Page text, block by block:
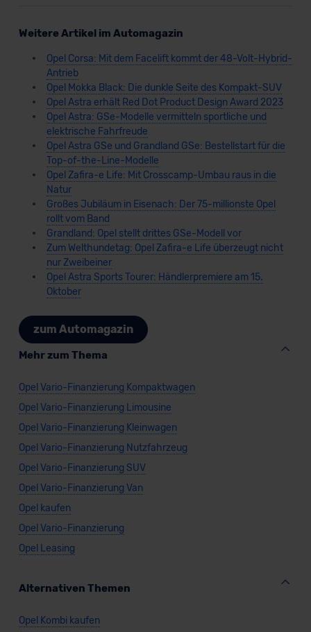
Weitere Artikel im Automagazin
Opel Corsa: Mit dem Facelift kommt der 48-Volt-Hybrid-
Antrieb
Opel Mokka Black: Die dunkle Seite des Kompakt-SUV
Opel Astra erhält Red Dot Product Design Award 2023
Opel Astra: GSe-Modelle vermitteln sportliche und
elektrische Fahrfreude
Opel Astra GSe und Grandland GSe: Bestellstart für die
Top-of-the-Line-Modelle
Opel Zafira-e Life: Mit Crosscamp-Umbau raus in die
Natur
Großes Jubiläum in Eisenach: Der 75-millionste Opel
rollt vom Band
Grandland: Opel stellt drittes GSe-Modell vor
Zum Welthundetag: Opel Zafira-e Life überzeugt nicht
nur Zweibeiner
Opel Astra Sports Tourer: Händlerpremiere am 15.
Oktober
zum Automagazin
Mehr zum Thema
Opel Vario-Finanzierung Kompaktwagen
Opel Vario-Finanzierung Limousine
Opel Vario-Finanzierung Kleinwagen
Opel Vario-Finanzierung Nutzfahrzeug
Opel Vario-Finanzierung SUV
Opel Vario-Finanzierung Van
Opel kaufen
Opel Vario-Finanzierung
Opel Leasing
Alternativen Themen
Opel Kombi kaufen